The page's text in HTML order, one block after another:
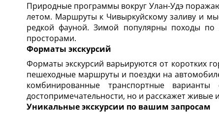
Природные программы вокруг Улан-Удэ
летом. Маршруты к Чивыркуйскому заливу и
редкой фауной. Зимой популярны походы
просторами.
Форматы экскурсий
Форматы экскурсий варьируются от коротких
пешеходные маршруты и поездки на
комбинированные транспортные
достопримечательности, но и расскажет
Уникальные экскурсии по вашим запросам